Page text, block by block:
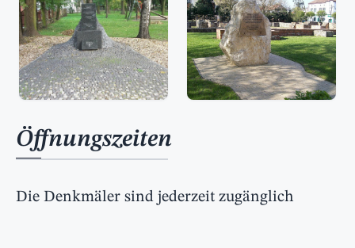
Öffnungszeiten
Die Denkmäler sind jederzeit zugänglich